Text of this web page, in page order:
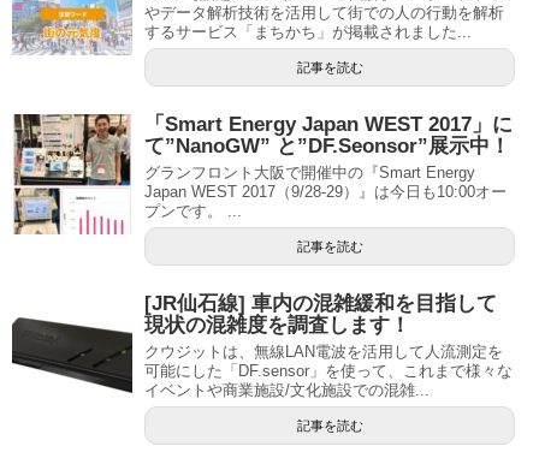
やデータ解析技術を活用して街での人の行動を解析
するサービス「まちかち」が掲載されました...
記事を読む
「Smart Energy Japan WEST 2017」に
て”NanoGW” と”DF.Seonsor”展示中！
グランフロント大阪で開催中の『Smart Energy
Japan WEST 2017（9/28-29）』は今日も10:00オー
プンです。 ...
記事を読む
[JR仙石線] 車内の混雑緩和を目指して
現状の混雑度を調査します！
クウジットは、無線LAN電波を活用して人流測定を
可能にした「DF.sensor」を使って、これまで様々な
イベントや商業施設/文化施設での混雑...
記事を読む